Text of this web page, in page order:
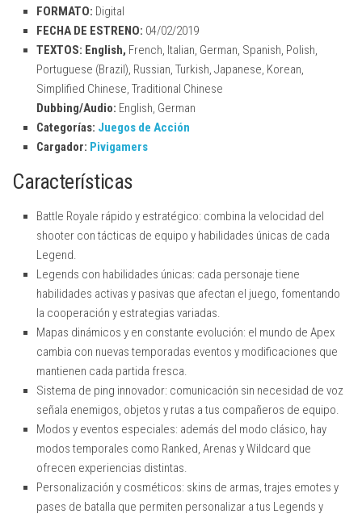
FORMATO: Digital
FECHA DE ESTRENO: 04/02/2019
TEXTOS: English, French, Italian, German, Spanish, Polish,
Portuguese (Brazil), Russian, Turkish, Japanese, Korean,
Simplified Chinese, Traditional Chinese
Dubbing/Audio: English, German
Categorías: Juegos de Acción
Cargador: Pivigamers
Características
Battle Royale rápido y estratégico: combina la velocidad del
shooter con tácticas de equipo y habilidades únicas de cada
Legend.
Legends con habilidades únicas: cada personaje tiene
habilidades activas y pasivas que afectan el juego, fomentando
la cooperación y estrategias variadas.
Mapas dinámicos y en constante evolución: el mundo de Apex
cambia con nuevas temporadas eventos y modificaciones que
mantienen cada partida fresca.
Sistema de ping innovador: comunicación sin necesidad de voz
señala enemigos, objetos y rutas a tus compañeros de equipo.
Modos y eventos especiales: además del modo clásico, hay
modos temporales como Ranked, Arenas y Wildcard que
ofrecen experiencias distintas.
Personalización y cosméticos: skins de armas, trajes emotes y
pases de batalla que permiten personalizar a tus Legends y